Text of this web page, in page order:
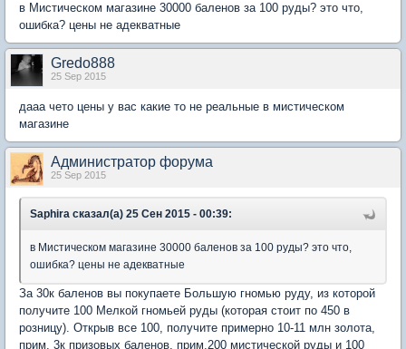
в Мистическом магазине 30000 баленов за 100 руды? это что,
ошибка? цены не адекватные
Gredo888
25 Sep 2015
дааа чето цены у вас какие то не реальные в мистическом
магазине
Администратор форума
25 Sep 2015
Saphira сказал(а) 25 Сен 2015 - 00:39:
в Мистическом магазине 30000 баленов за 100 руды? это что,
ошибка? цены не адекватные
За 30к баленов вы покупаете Большую гномью руду, из которой
получите 100 Мелкой гномьей руды (которая стоит по 450 в
розницу). Открыв все 100, получите примерно 10-11 млн золота,
прим. 3к призовых баленов, прим.200 мистической руды и 100